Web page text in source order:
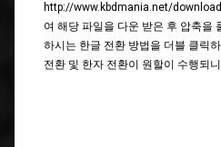
http://www.kbdmania.net/
여 해당 파일을 다운 받은 후 압축을
하시는 한글 전환 방법을 더블 클릭
전환 및 한자 전환이 원할이 수행되